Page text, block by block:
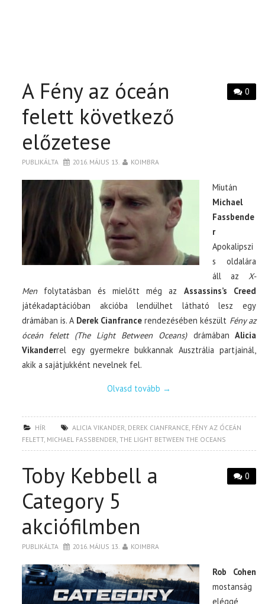
0
A Fény az óceán
felett következő
előzetese
PUBLIKÁLTA 2016. MÁJUS 13. KOIMBRA
Miután
Michael
Fassbende
r
Apokalipszi
s oldalára
áll az X-
Menfolytatásban és mielőtt még az Assassins’s Creed
játékadaptációban akcióba lendülhet látható lesz egy
drámában is. ADerek Cianfrance rendezésében készült Fény az
óceán felett (The Light Between Oceans)drámában Alicia
Vikanderrel egy gyermekre bukkannak Ausztrália partjainál,
akik a sajátjukként nevelnek fel.
Olvasd tovább →
HÍR ALICIA VIKANDER, DEREK CIANFRANCE, FÉNY AZ ÓCEÁN
FELETT, MICHAEL FASSBENDER,THE LIGHT BETWEEN THE OCEANS
0
Toby Kebbell a
Category 5
akciófilmben
PUBLIKÁLTA 2016. MÁJUS 13. KOIMBRA
Rob Cohen
mostanság
eléggé